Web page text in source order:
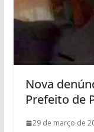
Nova
Prefeito de
29 de março de